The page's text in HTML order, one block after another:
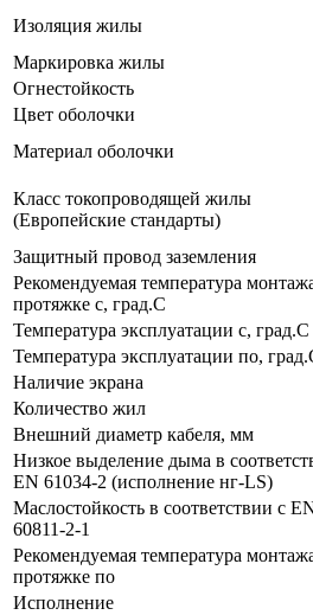
Изоляция жилы
Маркировка жилы
Огнестойкость
Цвет оболочки
Материал оболочки
Класс токопроводящей жилы
(Европейские стандарты)
Защитный провод заземления
Рекомендуемая температура
протяжке с, град.C
Температура эксплуатации с, град.C
Температура эксплуатации по,
Наличие экрана
Количество жил
Внешний диаметр кабеля, мм
Низкое выделение дыма в
EN 61034-2 (исполнение нг-LS)
Маслостойкость в соответствии с
60811-2-1
Рекомендуемая температура
протяжке по
Исполнение